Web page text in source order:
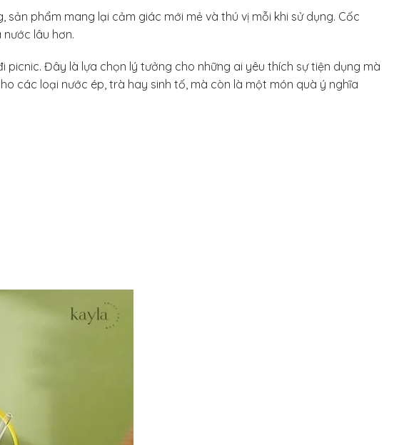
phẩm mang lại cảm giác mới mẻ và thú vị mỗi khi sử dụng. Cốc
lâu hơn.
Đây là lựa chọn lý tưởng cho những ai yêu thích sự tiện dụng mà
các loại nước ép, trà hay sinh tố, mà còn là một món quà ý nghĩa